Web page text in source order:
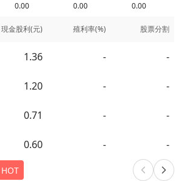
0.00 0.00 0.00
現金股利(元) 殖利率(%) 股票分割
1.36 - -
1.20 - -
0.71 - -
0.60 - -
HOT